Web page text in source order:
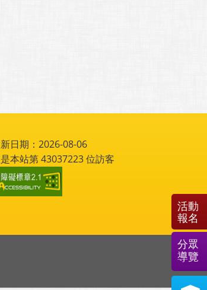
日期：2026-08-06
本站第43037223位訪客
活動
報名
分眾
導覽